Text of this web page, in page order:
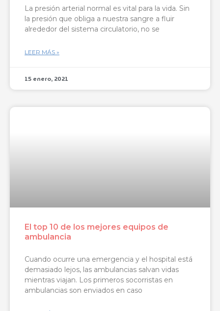
La presión arterial normal es vital para la vida. Sin
la presión que obliga a nuestra sangre a fluir
alrededor del sistema circulatorio, no se
LEER MÁS »
15 enero, 2021
El top 10 de los mejores equipos de
ambulancia
Cuando ocurre una emergencia y el hospital está
demasiado lejos, las ambulancias salvan vidas
mientras viajan. Los primeros socorristas en
ambulancias son enviados en caso